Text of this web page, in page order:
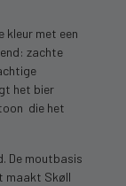
kleur met een
zachte
het bier
die het
De moutbasis
maakt Skøll